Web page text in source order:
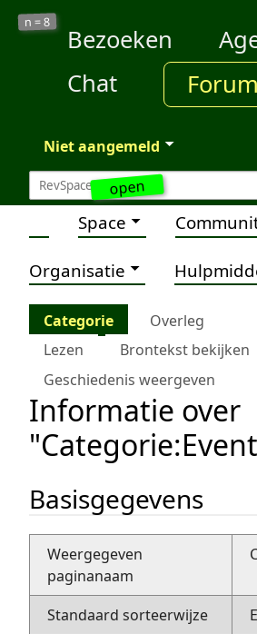
open
n =8
Bezoeken
Chat
Forum
Niet aangemeld
Space
Organisatie
Categorie Overleg
Lezen
Brontekst bekijken
Geschiedenis weergeven
Informatie over
Basisgegevens
Weergegeven
paginanaam
Standaard sorteerwijze